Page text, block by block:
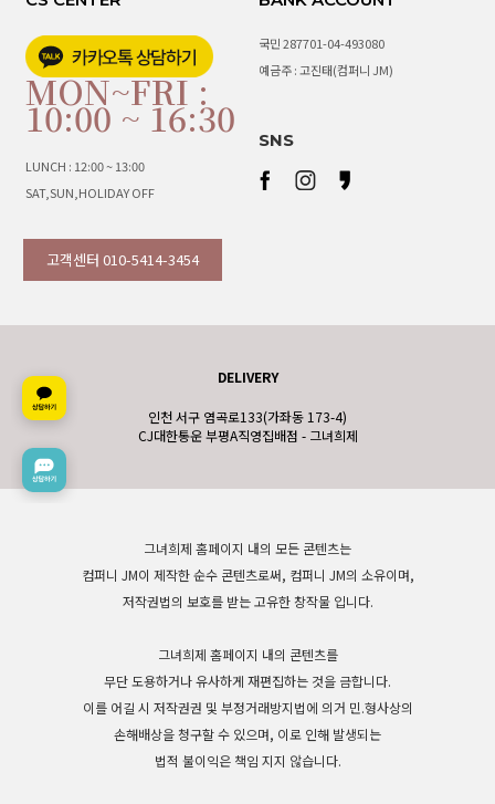
MON~FRI :
10:00 ~ 16:30
LUNCH : 12:00 ~ 13:00
SAT,SUN,HOLIDAY OFF
고객센터 010-5414-3454
국민 287701-04-493080
예금주 : 고진태(컴퍼니 JM)
SNS
DELIVERY
인천 서구 염곡로133(가좌동 173-4)
CJ대한통운 부평A직영집배점 - 그녀희제
그녀희제 홈페이지 내의 모든 콘텐츠는
컴퍼니 JM이 제작한 순수 콘텐츠로써, 컴퍼니 JM의 소유이며,
저작권법의 보호를 받는 고유한 창작물 입니다.
그녀희제 홈페이지 내의 콘텐츠를
무단 도용하거나 유사하게 재편집하는 것을 금합니다.
이를 어길 시 저작권권 및 부정거래방지법에 의거 민.형사상의
손해배상을 청구할 수 있으며, 이로 인해 발생되는
법적 불이익은 책임 지지 않습니다.